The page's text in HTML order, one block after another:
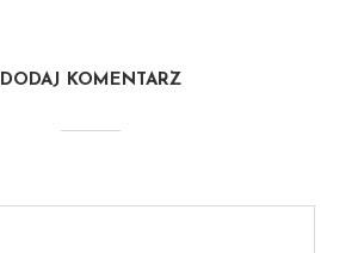
DODAJ KOMENTARZ